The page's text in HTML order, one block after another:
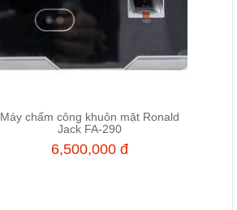
Thêm vào giỏ hàng
Máy chấm công khuôn mặt Ronald
Jack FA-290
6,500,000 đ